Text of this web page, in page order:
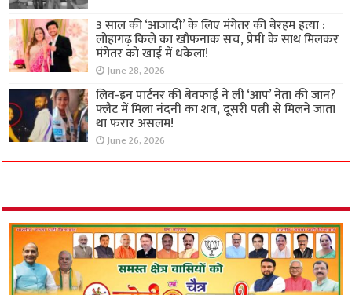
3 साल की ‘आजादी’ के लिए मंगेतर की बेरहम हत्या :
लोहागढ़ किले का खौफनाक सच, प्रेमी के साथ मिलकर
मंगेतर को खाई में धकेला!
June 28, 2026
लिव-इन पार्टनर की बेवफाई ने ली ‘आप’ नेता की जान?
फ्लैट में मिला नंदनी का शव, दूसरी पत्नी से मिलने जाता
था फरार असलम!
June 26, 2026